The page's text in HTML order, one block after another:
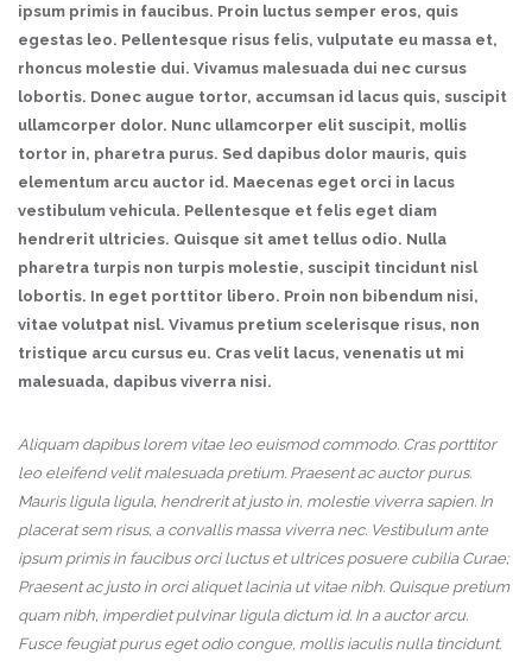
ipsum primis in faucibus. Proin luctus semper eros, quis
egestas leo. Pellentesque risus felis, vulputate eu massa et,
rhoncus molestie dui. Vivamus malesuada dui nec cursus
lobortis. Donec augue tortor, accumsan id lacus quis, suscipit
ullamcorper dolor. Nunc ullamcorper elit suscipit, mollis
tortor in, pharetra purus. Sed dapibus dolor mauris, quis
elementum arcu auctor id. Maecenas eget orci in lacus
vestibulum vehicula. Pellentesque et felis eget diam
hendrerit ultricies. Quisque sit amet tellus odio. Nulla
pharetra turpis non turpis molestie, suscipit tincidunt nisl
lobortis. In eget porttitor libero. Proin non bibendum nisi,
vitae volutpat nisl. Vivamus pretium scelerisque risus, non
tristique arcu cursus eu. Cras velit lacus, venenatis ut mi
malesuada, dapibus viverra nisi.
Aliquam dapibus lorem vitae leo euismod commodo. Cras porttitor
leo eleifend velit malesuada pretium. Praesent ac auctor purus.
Mauris ligula ligula, hendrerit at justo in, molestie viverra sapien. In
placerat sem risus, a convallis massa viverra nec. Vestibulum ante
ipsum primis in faucibus orci luctus et ultrices posuere cubilia Curae;
Praesent ac justo in orci aliquet lacinia ut vitae nibh. Quisque pretium
quam nibh, imperdiet pulvinar ligula dictum id. In a auctor arcu.
Fusce feugiat purus eget odio congue, mollis iaculis nulla tincidunt.